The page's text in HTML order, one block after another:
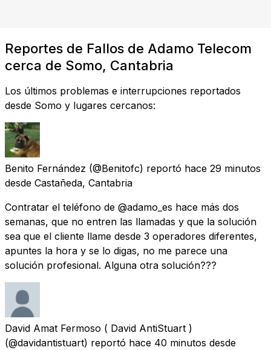
Reportes de Fallos de Adamo Telecom
cerca de Somo, Cantabria
Los últimos problemas e interrupciones reportados
desde Somo y lugares cercanos:
Benito Fernández (@Benitofc) reportó hace 29 minutos
desde Castañeda, Cantabria
Contratar el teléfono de @adamo_es hace más dos
semanas, que no entren las llamadas y que la solución
sea que el cliente llame desde 3 operadores diferentes,
apuntes la hora y se lo digas, no me parece una
solución profesional. Alguna otra solución???
David Amat Fermoso ( David AntiStuart )
(@davidantistuart) reportó hace 40 minutos desde